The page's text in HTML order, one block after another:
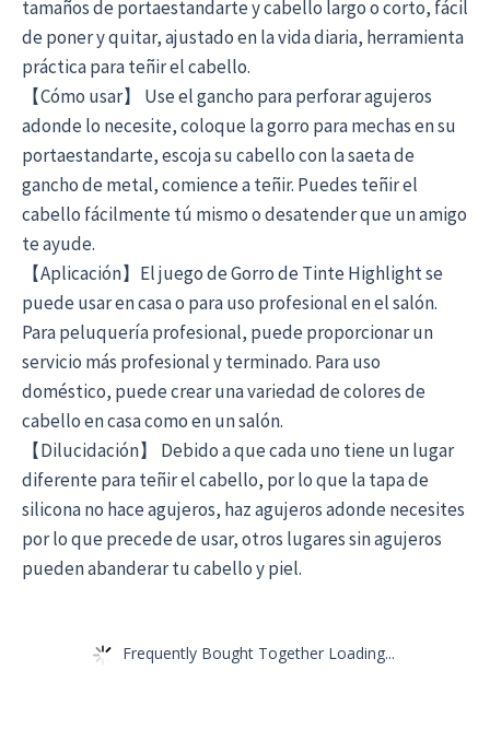
tamaños de portaestandarte y cabello largo o corto, fácil
de poner y quitar, ajustado en la vida diaria, herramienta
práctica para teñir el cabello.
【Cómo usar】 Use el gancho para perforar agujeros
adonde lo necesite, coloque la gorro para mechas en su
portaestandarte, escoja su cabello con la saeta de
gancho de metal, comience a teñir. Puedes teñir el
cabello fácilmente tú mismo o desatender que un amigo
te ayude.
【Aplicación】El juego de Gorro de Tinte Highlight se
puede usar en casa o para uso profesional en el salón.
Para peluquería profesional, puede proporcionar un
servicio más profesional y terminado. Para uso
doméstico, puede crear una variedad de colores de
cabello en casa como en un salón.
【Dilucidación】 Debido a que cada uno tiene un lugar
diferente para teñir el cabello, por lo que la tapa de
silicona no hace agujeros, haz agujeros adonde necesites
por lo que precede de usar, otros lugares sin agujeros
pueden abanderar tu cabello y piel.
Frequently Bought Together Loading...